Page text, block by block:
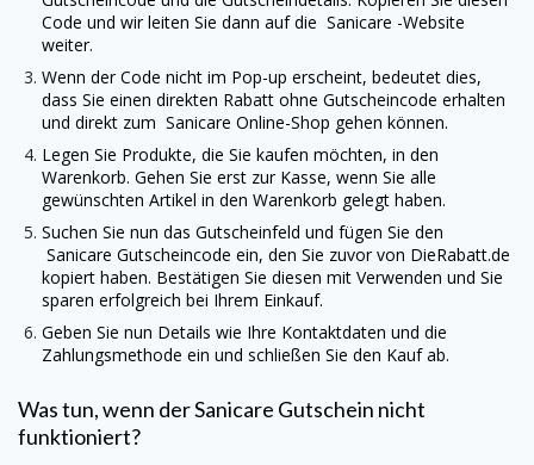
Code und wir leiten Sie dann auf die Sanicare -Website
weiter.
Wenn der Code nicht im Pop-up erscheint, bedeutet dies,
dass Sie einen direkten Rabatt ohne Gutscheincode erhalten
und direkt zum Sanicare Online-Shop gehen können.
Legen Sie Produkte, die Sie kaufen möchten, in den
Warenkorb. Gehen Sie erst zur Kasse, wenn Sie alle
gewünschten Artikel in den Warenkorb gelegt haben.
Suchen Sie nun das Gutscheinfeld und fügen Sie den
Sanicare Gutscheincode ein, den Sie zuvor von DieRabatt.de
kopiert haben. Bestätigen Sie diesen mit Verwenden und Sie
sparen erfolgreich bei Ihrem Einkauf.
Geben Sie nun Details wie Ihre Kontaktdaten und die
Zahlungsmethode ein und schließen Sie den Kauf ab.
Was tun, wenn derSanicare Gutschein nicht
funktioniert?